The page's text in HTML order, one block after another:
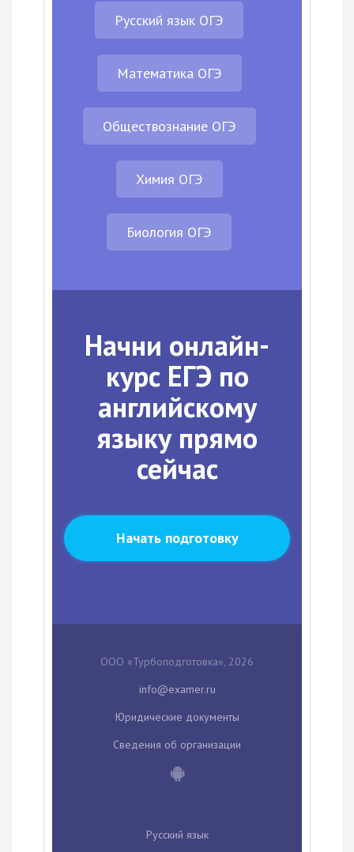
Русский язык ОГЭ
Математика ОГЭ
Обществознание ОГЭ
Химия ОГЭ
Биология ОГЭ
Начни онлайн-
курс ЕГЭ по
английскому
языку прямо
сейчас
Начать подготовку
ООО «Турбоподготовка», 2026
Юридические документы
Сведения об организации
Русский язык